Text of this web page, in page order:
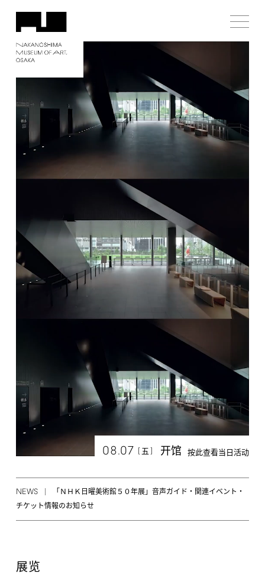
08.07 [ 五 ] 开馆 按此查看当日活动
NEWS
「ＮＨＫ日曜美術館５０年展」音声ガイド・関連イベント・
チケット情報のお知らせ
展览